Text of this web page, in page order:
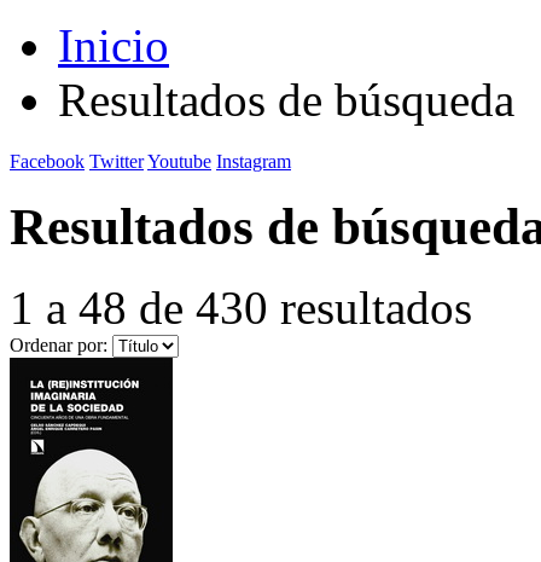
Inicio
Resultados de búsqueda
Facebook TwitterYoutube Instagram
Resultados de
1 a 48 de 430 resultados
Ordenar por: